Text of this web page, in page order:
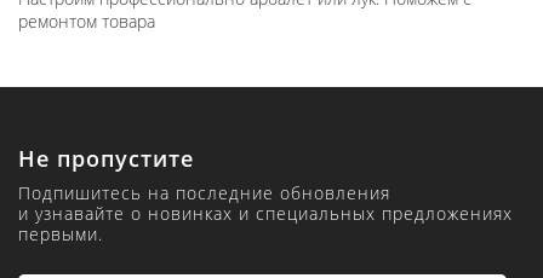
Не пропустите
Подпишитесь на последние обновления
и узнавайте о новинках и специальных предложениях
первыми.